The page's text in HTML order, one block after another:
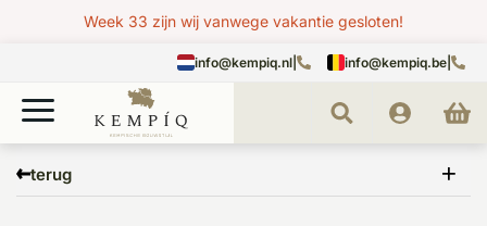
Week 33 zijn wij vanwege vakantie gesloten!
info@kempiq.nl info@kempiq.be
terug
022556